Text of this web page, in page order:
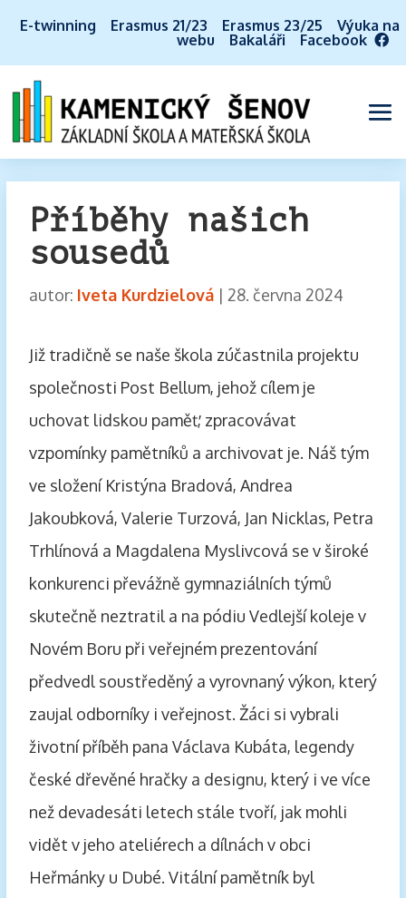
E-twinning Erasmus 21/23 Erasmus 23/25
Výuka na
webu
Bakaláři Facebook
Příběhy našich
sousedů
autor: Iveta Kurdzielová| 28. června 2024
Již tradičně se naše škola zúčastnila projektu
společnosti Post Bellum, jehož cílem je
uchovat lidskou paměť, zpracovávat
vzpomínky pamětníků a archivovat je. Náš tým
ve složení Kristýna Bradová, Andrea
Jakoubková, Valerie Turzová, Jan Nicklas, Petra
Trhlínová a Magdalena Myslivcová se v široké
konkurenci převážně gymnaziálních týmů
skutečně neztratil a na pódiu Vedlejší koleje v
Novém Boru při veřejném prezentování
předvedl soustředěný a vyrovnaný výkon, který
zaujal odborníky i veřejnost. Žáci si vybrali
životní příběh pana Václava Kubáta, legendy
české dřevěné hračky a designu, který i ve více
než devadesáti letech stále tvoří, jak mohli
vidět v jeho ateliérech a dílnách v obci
Heřmánky u Dubé. Vitální pamětník byl